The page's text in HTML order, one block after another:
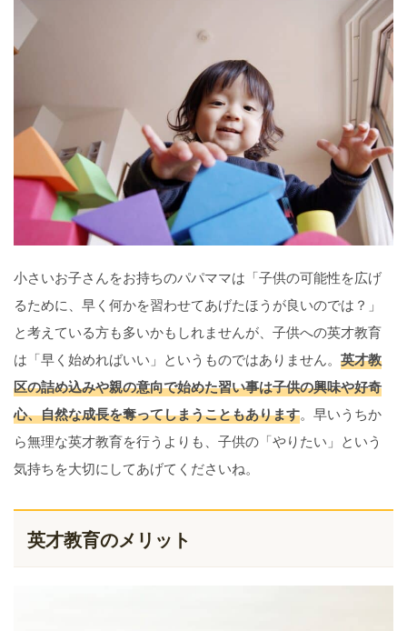
小さいお子さんをお持ちのパパママは「子供の可能性を広げ
るために、早く何かを習わせてあげたほうが良いのでは？」
と考えている方も多いかもしれませんが、子供への英才教育
は「早く始めればいい」というものではありません。 英才教
区の詰め込みや親の意向で始めた習い事は子供の興味や好奇
心、自然な成長を奪ってしまうこともあります。早いうちか
ら無理な英才教育を行うよりも、子供の「やりたい」という
気持ちを大切にしてあげてくださいね。
英才教育のメリット